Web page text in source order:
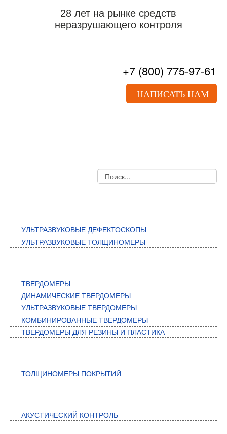
28 лет на рынке средств
неразрушающего контроля
+7 (800) 775-97-61
НАПИСАТЬ НАМ
УЛЬТРАЗВУКОВЫЕ ДЕФЕКТОСКОПЫ
УЛЬТРАЗВУКОВЫЕ ТОЛЩИНОМЕРЫ
ТВЕРДОМЕРЫ
ДИНАМИЧЕСКИЕ ТВЕРДОМЕРЫ
УЛЬТРАЗВУКОВЫЕ ТВЕРДОМЕРЫ
КОМБИНИРОВАННЫЕ ТВЕРДОМЕРЫ
ТВЕРДОМЕРЫ ДЛЯ РЕЗИНЫ И ПЛАСТИКА
ТОЛЩИНОМЕРЫ ПОКРЫТИЙ
АКУСТИЧЕСКИЙ КОНТРОЛЬ